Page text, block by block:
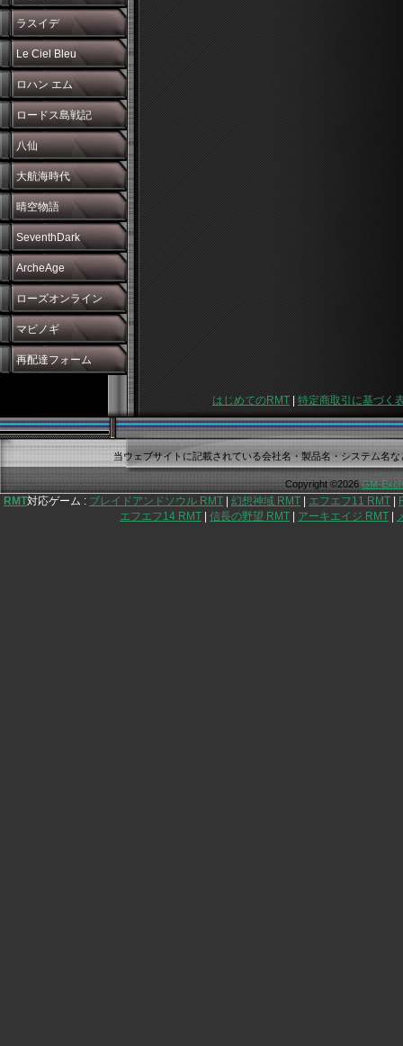
ラスイデ
Le Ciel Bleu
ロハン エム
ロードス島戦記
八仙
大航海時代
晴空物語
SeventhDark
ArcheAge
ローズオンライン
マビノギ
再配達フォーム
はじめてのRMT | 特定商取引に基づく
当ウェブサイトに記載されている会社名・製品名・システム名
Copyright ©2026GM-
RMT対応ゲーム : ブレイドアンドソウル RMT 幻想神域 RMT エフエフ11 RMT
エフエフ14 RMT
信長の野望 RMT アーキエイジ RMT